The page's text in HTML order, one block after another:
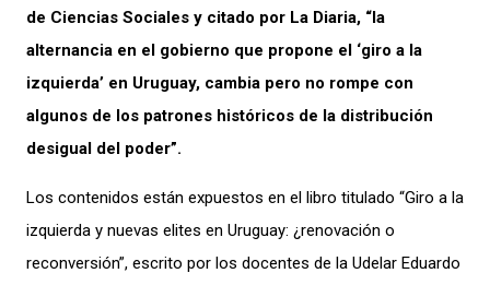
de Ciencias Sociales y citado por La Diaria, “la
alternancia en el gobierno que propone el ‘giro a la
izquierda’ en Uruguay, cambia pero no rompe con
algunos de los patrones históricos de la distribución
desigual del poder”.
Los contenidos están expuestos en el libro titulado “Giro a la
izquierda y nuevas elites en Uruguay: ¿renovación o
reconversión”, escrito por los docentes de la Udelar Eduardo